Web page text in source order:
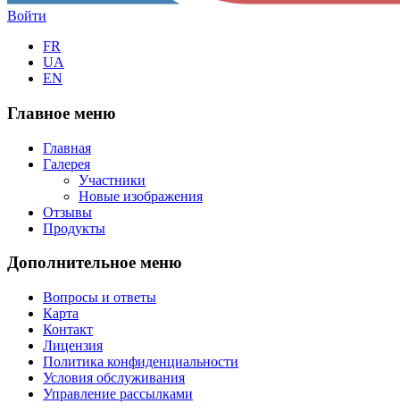
Войти
FR
UA
EN
Главное меню
Главная
Галерея
Участники
Новые изображения
Отзывы
Продукты
Дополнительное меню
Вопросы и ответы
Карта
Контакт
Лицензия
Политика конфиденциальности
Условия обслуживания
Управление рассылками